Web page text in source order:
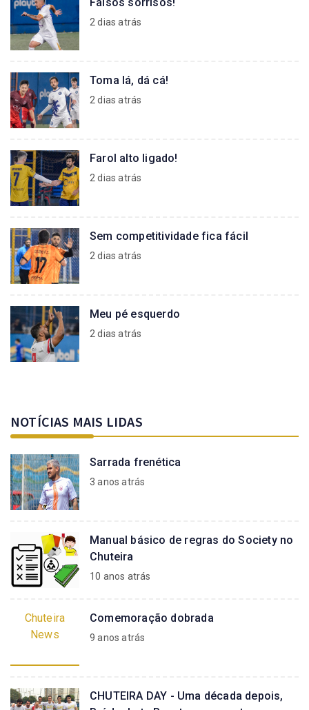
2 dias atrás
Toma lá, dá cá!
2 dias atrás
Farol alto ligado!
2 dias atrás
Sem competitividade fica fácil
2 dias atrás
Meu pé esquerdo
2 dias atrás
NOTÍCIAS MAIS LIDAS
Sarrada frenética
3 anos atrás
Manual básico de regras do Society no
Chuteira
10 anos atrás
Chuteira
News
Comemoração dobrada
9 anos atrás
CHUTEIRA DAY - Uma década depois,